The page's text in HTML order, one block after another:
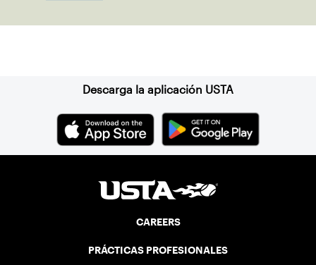
Descarga la aplicación USTA
CAREERS
PRÁCTICAS PROFESIONALES